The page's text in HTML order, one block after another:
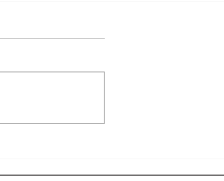
Les Maternelles XXL et